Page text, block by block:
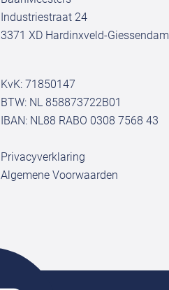
Industriestraat 24
3371 XD Hardinxveld-Giessendam
KvK: 71850147
BTW: NL 858873722B01
IBAN: NL88 RABO 0308 7568 43
Privacyverklaring
Algemene Voorwaarden